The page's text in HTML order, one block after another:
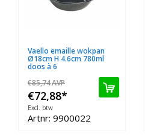
Vaello emaille wokpan
Ø18cm H 4.6cm 780ml
doos à 6
€85,74AVP
€72,88*
Excl. btw
Artnr: 9900022